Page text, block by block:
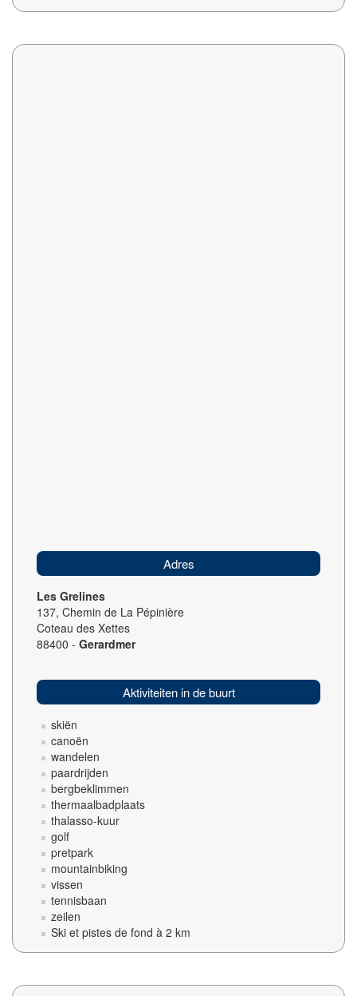
Adres
Les Grelines
137, Chemin de La Pépinière
Coteau des Xettes
88400 - Gerardmer
Aktiviteiten in de buurt
skiën
canoën
wandelen
paardrijden
bergbeklimmen
thermaalbadplaats
thalasso-kuur
golf
pretpark
mountainbiking
vissen
tennisbaan
zeilen
Ski et pistes de fond à 2 km